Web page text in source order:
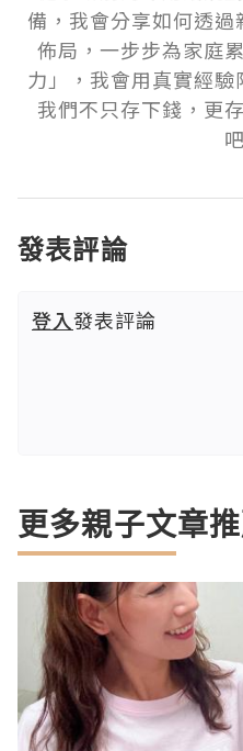
備，我會分享如何透
佈局，一步步為家庭
力」，我會用真實經
我們不只存下錢，更
發表評論
登入發表評論
更多親子文章